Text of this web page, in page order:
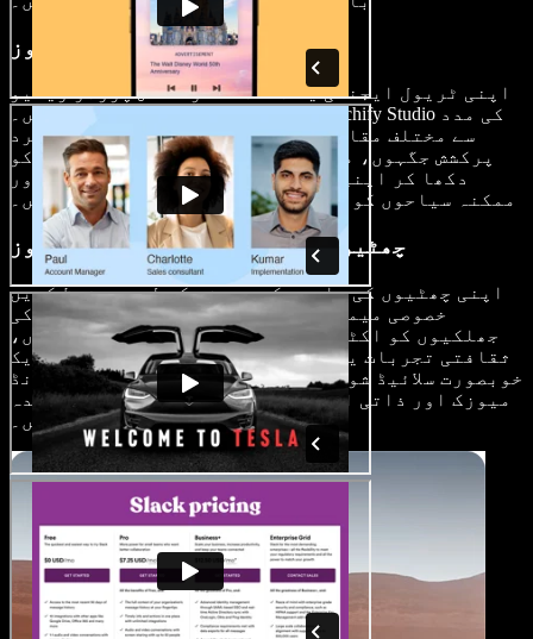
ٹریول مارکیٹنگ ویڈیوز
اپنی ٹریول ایجنسی یا مقامات کو دلکش پرومو ویڈیو
ایڈز کے ساتھ پروان چڑھائیں۔ Speechify Studio کی مدد
سے مختلف مقامات کے حسن کو نمایاں کریں، منفرد
پرکشش جگہوں، مقامی کھانوں اور ثقافتی رنگوں کو
دکھا کر اپنی آڈینس میں سفر کا شوق جگائیں اور
چھٹیوں یا تعطیلات کی یادگار ویڈیوز
اپنی چھٹیوں کی یادوں کو ہمیشہ کے لیے محفوظ کریں
خصوصی میموری ویڈیوز کے ذریعے۔ اپنے سفر کی
جھلکیوں کو اکٹھا کریں، چاہے وہ دلکش مناظر ہوں،
ثقافتی تجربات یا ناقابلِ فراموش لمحات۔ یہ سب ایک
خوبصورت سلائیڈ شو ویڈیو میں ترتیب دیں، بیک گراؤنڈ
میوزک اور ذاتی انداز کے ساتھ، تاکہ اپنے پسندیدہ
لمحات کو بار بار جی سکیں۔